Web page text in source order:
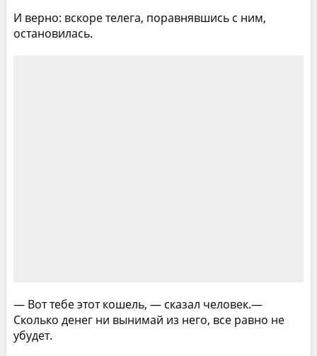
И верно: вскоре телега, поравнявшись с ним,
остановилась.
— Вот тебе этот кошель, — сказал человек.—
Сколько денег ни вынимай из него, все равно не
убудет.